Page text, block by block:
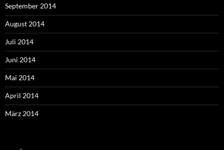
September 2014
August 2014
Juli 2014
Juni 2014
Mai 2014
April 2014
März 2014